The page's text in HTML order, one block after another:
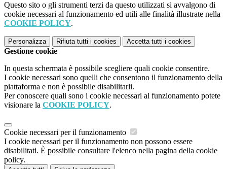
Questo sito o gli strumenti terzi da questo utilizzati si avvalgono di
cookie necessari al funzionamento ed utili alle finalità illustrate nella
COOKIE POLICY.
Personalizza Rifiuta tutti i cookies Accetta tutti i cookies
Gestione cookie
In questa schermata è possibile scegliere quali cookie consentire.
I cookie necessari sono quelli che consentono il funzionamento della
piattaforma e non è possibile disabilitarli.
Per conoscere quali sono i cookie necessari al funzionamento potete
visionare la COOKIE POLICY.
Cookie necessari per il funzionamento
I cookie necessari per il funzionamento non possono essere
disabilitati. È possibile consultare l'elenco nella pagina della cookie
policy.